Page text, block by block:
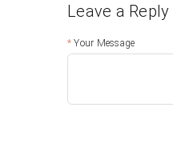
Leave a Reply
Your Message